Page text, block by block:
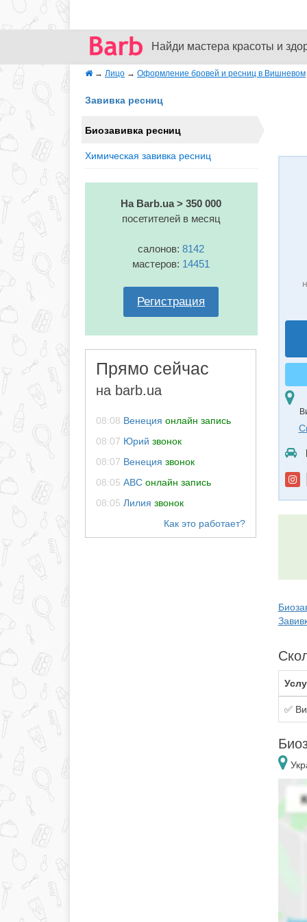
Найди мастера красоты и
→ Лицо → Оформление бровей и ресниц в Вишневом
Завивка ресниц
Биозавивка ресниц
Химическая завивка ресниц
На Barb.ua > 350 000
посетителей в месяц
салонов:8142
мастеров: 14451
Регистрация
Прямо сейчас
на barb.ua
08:08 Венеция онлайн запись
08:07 Юрий звонок
08:07 Венеция звонок
08:05 АВС онлайн запись
08:05 Лилия звонок
✅